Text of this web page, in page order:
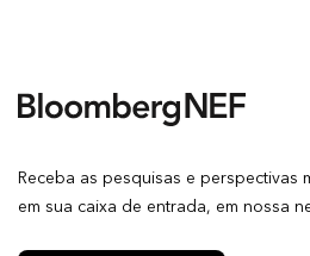
Receba as pesquisas e perspectivas
em sua caixa de entrada, em nossa